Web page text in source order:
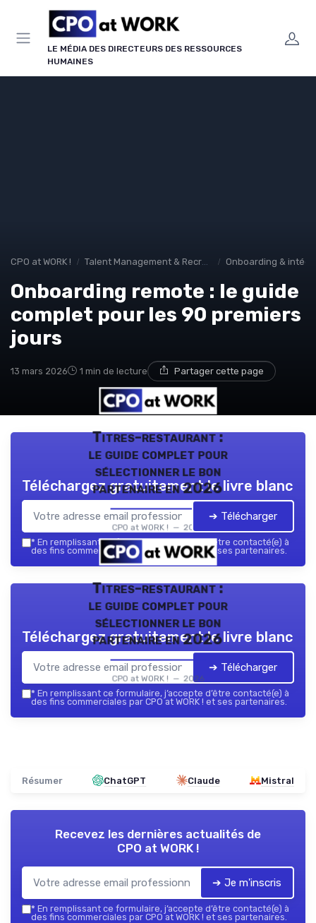
LE MÉDIA DES DIRECTEURS DES RESSOURCES
HUMAINES
CPO at WORK ! Talent Management & Recrutement Onboarding &
Onboarding remote : le guide
complet pour les 90 premiers
jours
13 mars 2026 1 min de lecture Partager cette page
Titres-restaurant :
le guide complet pour
sélectionner le bon
partenaire en 2026
CPO at WORK ! — 2026
Téléchargez gratuitement le livre blanc
➔ Télécharger
* En remplissant ce formulaire, j’accepte d’être contacté(e) à
des fins commerciales par CPO at WORK ! et ses partenaires.
Titres-restaurant :
le guide complet pour
sélectionner le bon
partenaire en 2026
CPO at WORK ! — 2026
Téléchargez gratuitement le livre blanc
➔ Télécharger
* En remplissant ce formulaire, j’accepte d’être contacté(e) à
des fins commerciales par CPO at WORK ! et ses partenaires.
Résumer ChatGPT Claude Mistral
Recevez les dernières actualités de
CPO at WORK !
➔ Je m'inscris
* En remplissant ce formulaire, j’accepte d’être contacté(e) à
des fins commerciales par CPO at WORK ! et ses partenaires.
Panneau de gestion des cookies